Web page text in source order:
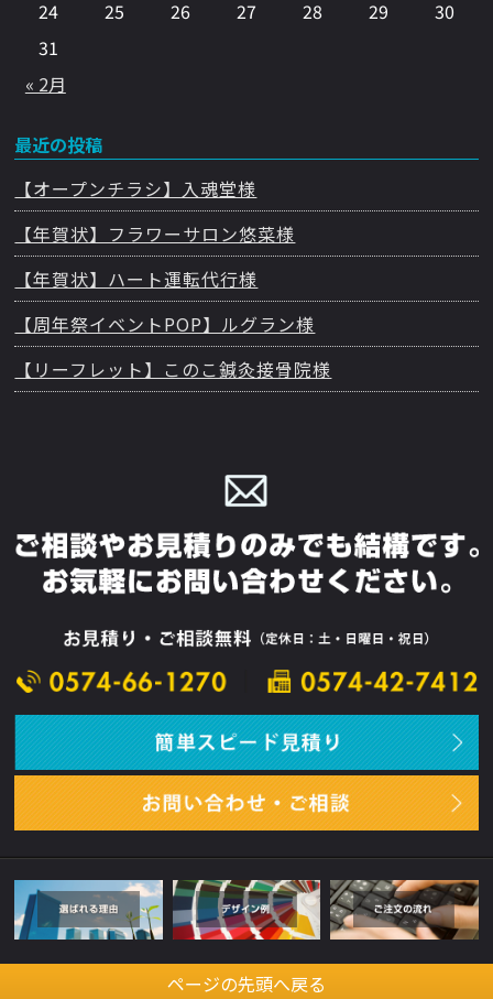
« 2月
24
25 26 27 28 29
30
31
最近の投稿
【オープンチラシ】入魂堂様
【年賀状】フラワーサロン悠菜様
【年賀状】ハート運転代行様
【周年祭イベントPOP】ルグラン様
【リーフレット】このこ鍼灸接骨院様
ページの先頭へ戻る